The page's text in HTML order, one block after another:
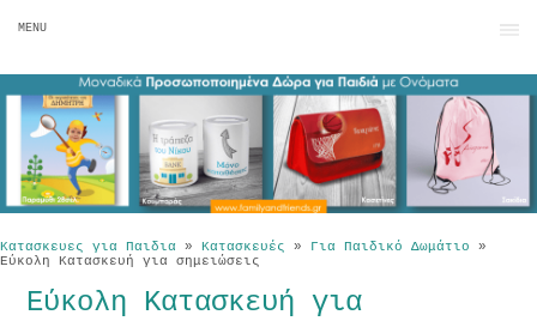
MENU
Κατασκευες για Παιδια » Κατασκευές » Για Παιδικό Δωμάτιο
»
Εύκολη Κατασκευή για σημειώσεις
Εύκολη Κατασκευή για